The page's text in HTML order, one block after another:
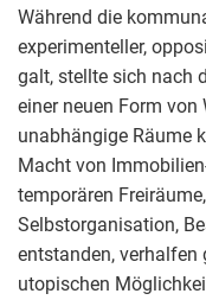
Während die
experimenteller,
galt, stellte sich nach
einer neuen Form
unabhängige Räume
Macht von
temporären
Selbstorganisation,
entstanden, verhalfen
utopischen